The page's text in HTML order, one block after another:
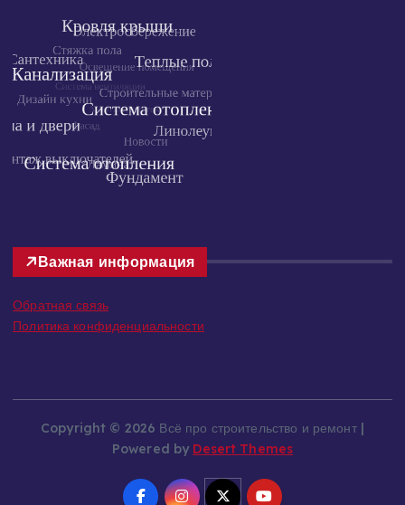
Обратная связь
Copyright © 2026 Всё про строительство и ремонт |
Powered by Desert Themes